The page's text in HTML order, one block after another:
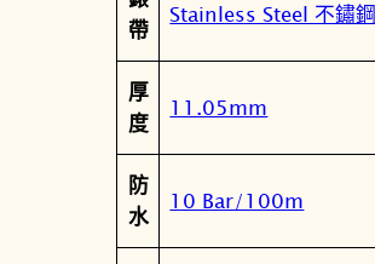
7
.
0
數
帶
Stainless Steel 不鏽鋼
厚
度
11.05mm
防
水
10 Bar/100m